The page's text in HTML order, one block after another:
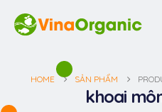
HOME SẢN PHẨM
khoai